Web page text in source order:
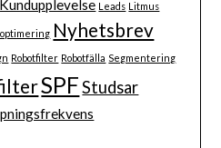
Kundupplevelse Leads Litmus
Nyhetsbrev
Robotfilter Robotfälla Segmentering
SPF Studsar